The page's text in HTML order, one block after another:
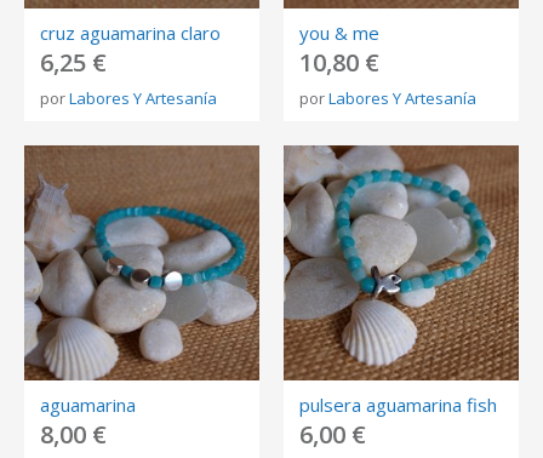
cruz aguamarina claro
6,25 €
porLabores Y Artesanía
you & me
10,80 €
porLabores Y Artesanía
aguamarina
8,00 €
pulsera aguamarina fish
6,00 €